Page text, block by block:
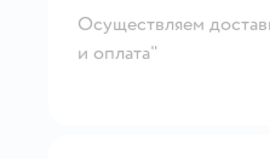
Осуществляем
и оплата"